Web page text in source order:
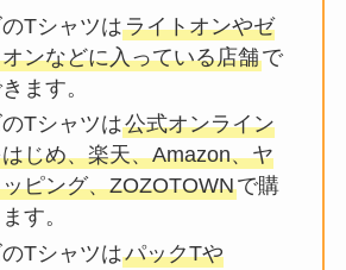
Tシャツはライトオンやゼ
ンなどに入っている店舗で
ます。
Tシャツは公式オンライン
じめ、楽天、Amazon、ヤ
ピング、ZOZOTOWNで購
す。
TシャツはパックTや